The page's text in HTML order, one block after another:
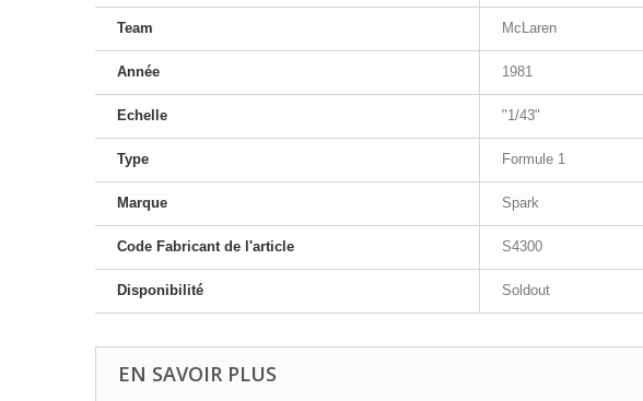
Team McLaren
Année 1981
Echelle "1/43"
Type Formule 1
Marque Spark
Code Fabricant de l'article S4300
Disponibilité Soldout
EN SAVOIR PLUS